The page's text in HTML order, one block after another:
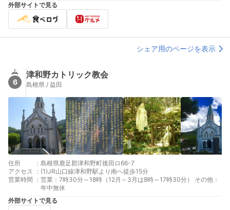
外部サイトで見る
シェア用のページを表示
6
津和野カトリック教会
島根県 / 益田
住所 : 島根県鹿足郡津和野町後田ロ66-7
アクセス
: (1)JR山口線津和野駅より南へ徒歩15分
営業時間
: 営業：7時30分～18時（12月～3月は8時～17時30分） その他：
年中無休
外部サイトで見る